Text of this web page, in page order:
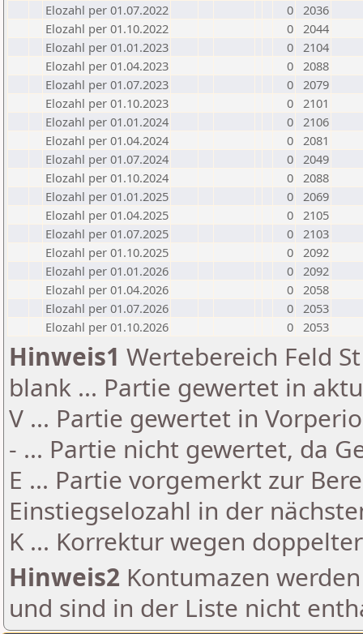
Elozahl per 01.07.2022
0 2036
Elozahl per 01.10.2022
0 2044
Elozahl per 01.01.2023
0 2104
Elozahl per 01.04.2023
0 2088
Elozahl per 01.07.2023
0 2079
Elozahl per 01.10.2023
0 2101
Elozahl per 01.01.2024
0 2106
Elozahl per 01.04.2024
0 2081
Elozahl per 01.07.2024
0 2049
Elozahl per 01.10.2024
0 2088
Elozahl per 01.01.2025
0 2069
Elozahl per 01.04.2025
0 2105
Elozahl per 01.07.2025
0 2103
Elozahl per 01.10.2025
0 2092
Elozahl per 01.01.2026
0 2092
Elozahl per 01.04.2026
0 2058
Elozahl per 01.07.2026
0 2053
Elozahl per 01.10.2026
0 2053
Hinweis1 Wertebereich Feld
blank ... Partie gewertet in
V ... Partie gewertet in
- ... Partie nicht gewertet, da
E ... Partie vorgemerkt zur
Einstiegselozahl in der
K ... Korrektur wegen
Hinweis2 Kontumazen
und sind in der Liste nicht